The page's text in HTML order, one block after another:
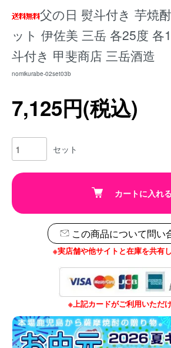
父の日 熨斗付き 芋焼
ット 伊佐美 三岳 各25度 各
斗付き 甲斐商店 三岳酒造
nomikurabe-02set03b
7,125円(税込)
セット
カートに入れる
この商品について問い
※実店舗や他サイトと在庫を共有
※上記カードがご利用いただけ